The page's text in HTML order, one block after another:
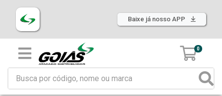
Baixe já nosso APP
0